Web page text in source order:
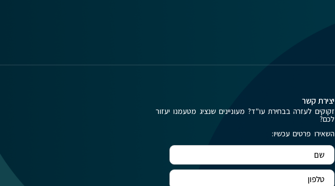
יצירת קשר
זקוקים לעזרה בבחירת עו"ד? מעוניינים שנציג מטעמנו יעזור
לכם?
השאירו פרטים עכשיו: